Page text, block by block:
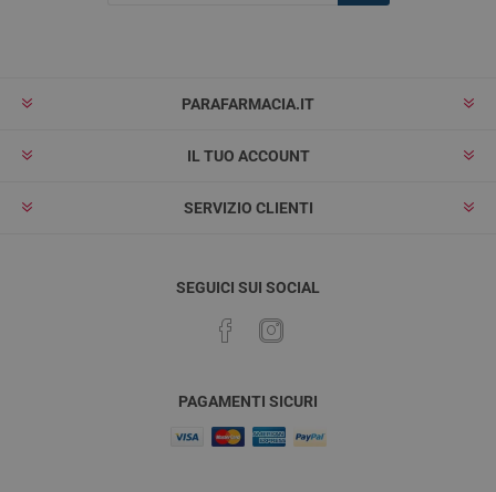
PARAFARMACIA.IT
IL TUO ACCOUNT
SERVIZIO CLIENTI
SEGUICI SUI SOCIAL
PAGAMENTI SICURI